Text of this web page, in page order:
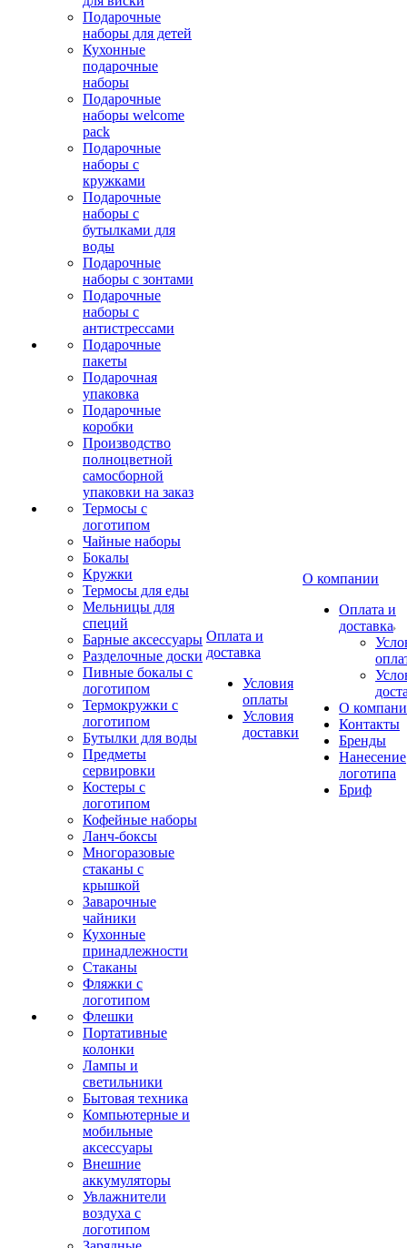
Подарочные
наборы для детей
Кухонные
подарочные
наборы
Подарочные
наборы welcome
pack
Подарочные
наборы с
кружками
Подарочные
наборы с
бутылками для
воды
Подарочные
наборы с зонтами
Подарочные
наборы с
антистрессами
Подарочные
пакеты
Подарочная
упаковка
Подарочные
коробки
Производство
полноцветной
самосборной
упаковки на заказ
Термосы с
логотипом
Чайные наборы
Бокалы
Кружки
Термосы для еды
Мельницы для
специй
Барные аксессуары
Разделочные доски
Пивные бокалы с
логотипом
Термокружки с
логотипом
Бутылки для воды
Предметы
сервировки
Костеры с
логотипом
Кофейные наборы
Ланч-боксы
Многоразовые
стаканы с
крышкой
Заварочные
чайники
Кухонные
принадлежности
Стаканы
Фляжки с
логотипом
Флешки
Портативные
колонки
Лампы и
светильники
Бытовая техника
Компьютерные и
мобильные
аксессуары
Внешние
аккумуляторы
Увлажнители
воздуха с
логотипом
Оплата и
доставка
Условия
оплаты
Условия
доставки
О компании
Оплата и
доставка
О
Контакты
Бренды
Нанесение
логотипа
Бриф